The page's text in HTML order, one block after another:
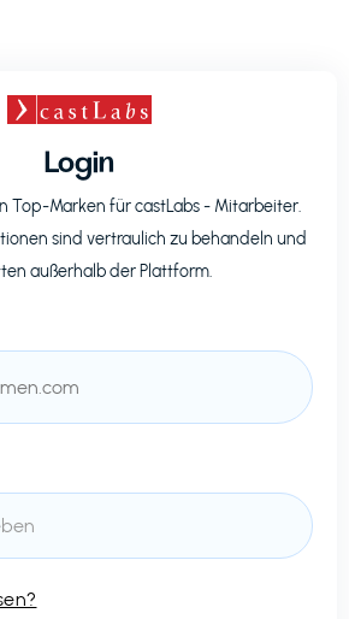
Login
Top-Marken fürcastLabs- Mitarbeiter.
sind vertraulich zu behandeln und
außerhalb der Plattform.